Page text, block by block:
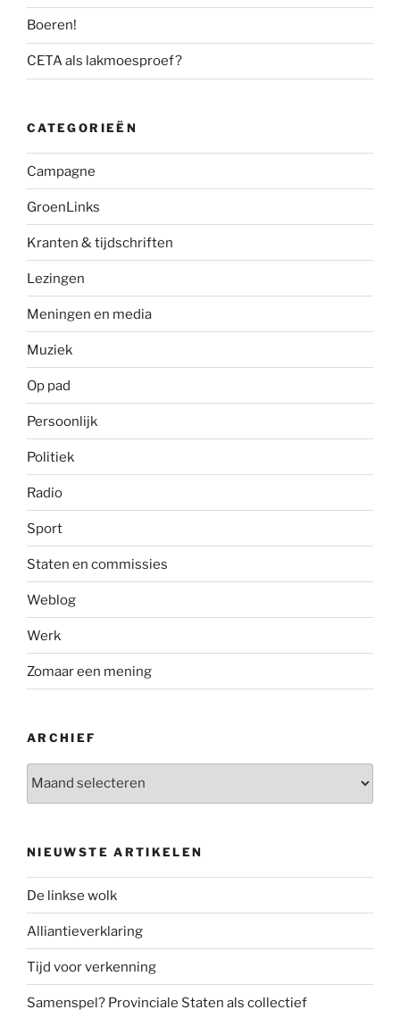
Boeren!
CETA als lakmoesproef?
CATEGORIEËN
Campagne
GroenLinks
Kranten & tijdschriften
Lezingen
Meningen en media
Muziek
Op pad
Persoonlijk
Politiek
Radio
Sport
Staten en commissies
Weblog
Werk
Zomaar een mening
ARCHIEF
NIEUWSTE ARTIKELEN
De linkse wolk
Alliantieverklaring
Tijd voor verkenning
Samenspel? Provinciale Staten als collectief